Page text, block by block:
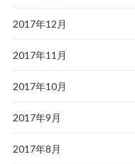
2017年12月
2017年11月
2017年10月
2017年9月
2017年8月